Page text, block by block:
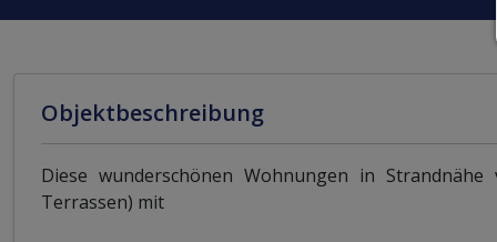
Objektbeschreibung
Diese wunderschönen Wohnungen in
Terrassen) mit